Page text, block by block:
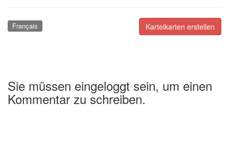
Karteikarten erstellen
Français
Sie müssen eingeloggt sein, um einen
Kommentar zu schreiben.